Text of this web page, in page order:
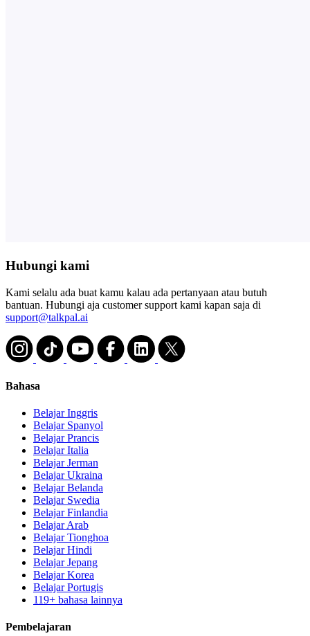
Hubungi kami
Kami selalu ada buat kamu kalau ada pertanyaan atau butuh
bantuan. Hubungi aja customer support kami kapan saja di
support@talkpal.ai
Bahasa
Belajar Inggris
Belajar Spanyol
Belajar Prancis
Belajar Italia
Belajar Jerman
Belajar Ukraina
Belajar Belanda
Belajar Swedia
Belajar Finlandia
Belajar Arab
Belajar Tionghoa
Belajar Hindi
Belajar Jepang
Belajar Korea
Belajar Portugis
119+ bahasa lainnya
Pembelajaran